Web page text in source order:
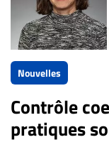
Nouvelles
Contrôle
pratiques